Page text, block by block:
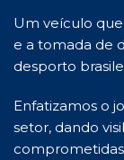
Um veículo
e a tomada de
desporto
Enfatizamos o
setor, dando